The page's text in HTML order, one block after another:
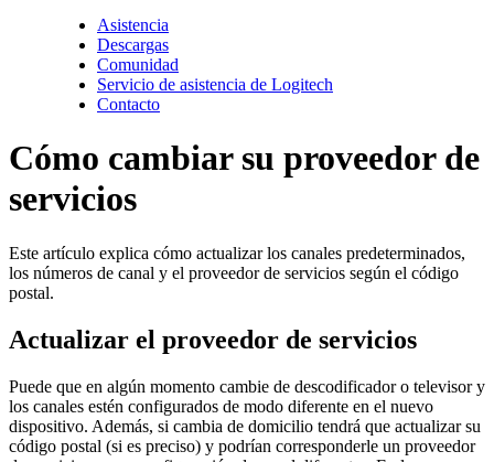
Asistencia
Descargas
Comunidad
Servicio de asistencia de Logitech
Contacto
Cómo cambiar su proveedor de
servicios
Este artículo explica cómo actualizar los canales predeterminados,
los números de canal y el proveedor de servicios según el código
postal.
Actualizar el proveedor de servicios
Puede que en algún momento cambie de descodificador o televisor y
los canales estén configurados de modo diferente en el nuevo
dispositivo. Además, si cambia de domicilio tendrá que actualizar su
código postal (si es preciso) y podrían corresponderle un proveedor